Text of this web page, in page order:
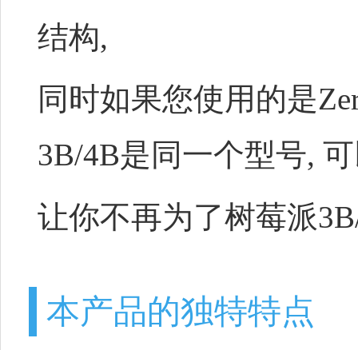
结构,
同时如果您使用的是
3B/4B是同一个型号,
让你不再为了树莓派
本产品的独特特点